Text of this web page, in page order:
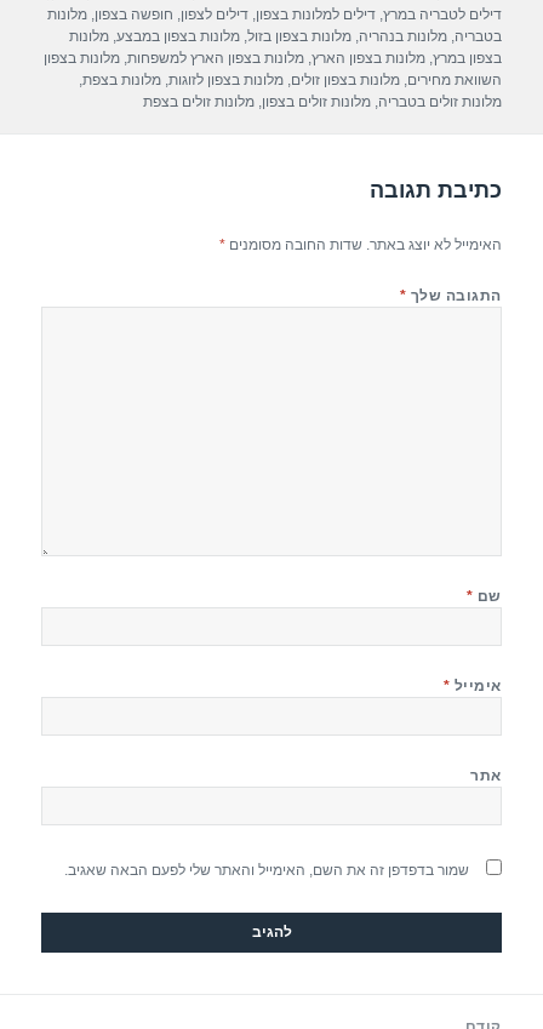
e
b
o
s
A
p
gr
a
m
e
בתאריך
דילים לטבריה במרץ,דילים למלונות בצפון,דילים לצפון, חופשה בצפון,מלונות
בטבריה,מלונות בנהריה,מלונות בצפון בזול,מלונות בצפון במבצע,מלונות
בצפון במרץ,מלונות בצפון הארץ,מלונות בצפון הארץ למשפחות,מלונות בצפון
השוואת מחירים,מלונות בצפון זולים,מלונות בצפון לזוגות,מלונות בצפת,
מלונות זולים בטבריה,מלונות זולים בצפון,מלונות זולים בצפת
כתיבת תגובה
האימייל לא יוצג באתר. שדות החובה מסומנים*
התגובה שלך *
שם *
אימייל *
אתר
שמור בדפדפן זה את השם, האימייל והאתר שלי לפעם הבאה שאגיב.